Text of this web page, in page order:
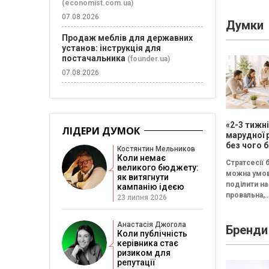
Думки
«2-3 тижні
марудної
без чого
Стратсесії
можна
поділити
провальна,
Провальна
«рефлексія
Бренди
(economist.com.ua)
07.08.2026
Продаж меблів для державних
установ: інструкція для
постачальника (founder.ua)
07.08.2026
ЛІДЕРИ ДУМОК
Костянтин Мельников
Коли немає
великого бюджету:
як витягнути
кампанію ідеєю
23 липня 2026
Анастасія Джогола
Коли публічність
керівника стає
ризиком для
репутації